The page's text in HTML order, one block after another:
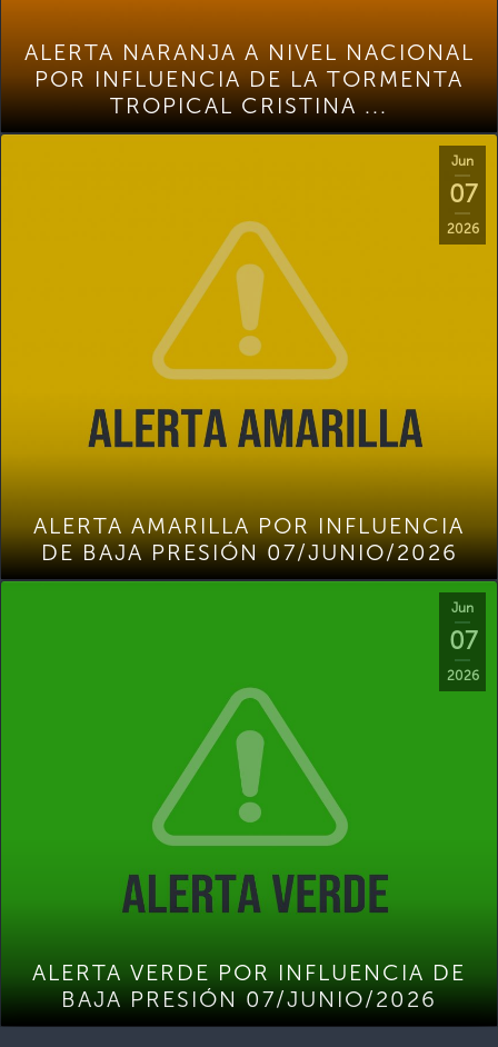
ALERTA NARANJA A NIVEL NACIONAL
POR INFLUENCIA DE LA TORMENTA
TROPICAL CRISTINA ...
Jun
07
2026
ALERTA AMARILLA POR INFLUENCIA
DE BAJA PRESIÓN 07/JUNIO/2026
Jun
07
2026
ALERTA VERDE POR INFLUENCIA DE
BAJA PRESIÓN 07/JUNIO/2026